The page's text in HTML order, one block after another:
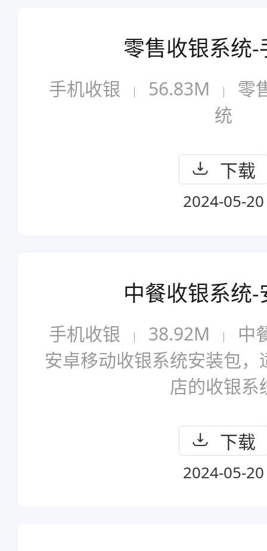
零售收银系统-
手机收银 56.83M
零
统
下载
2024-05-20
中餐收银系统-
手机收银 38.92M
中
安卓移动收银系统安装包
店的收银系
下载
2024-05-20